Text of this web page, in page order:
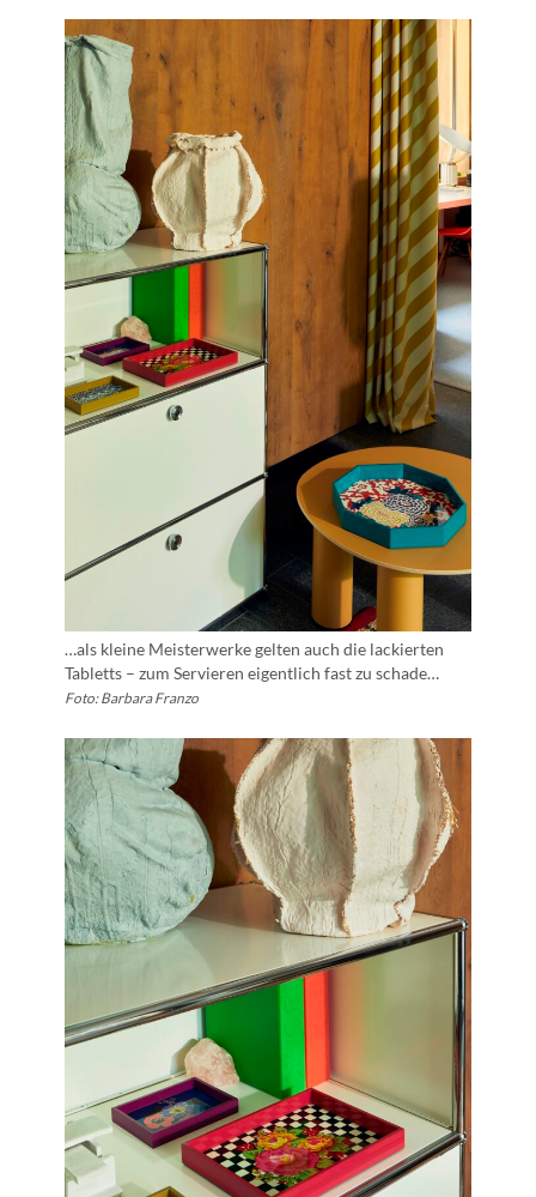
…als kleine Meisterwerke gelten auch die lackierten
Tabletts – zum Servieren eigentlich fast zu schade…
Foto: Barbara Franzo